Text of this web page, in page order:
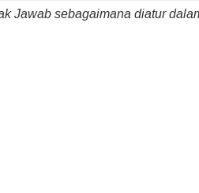
Jawab sebagaimana diatur